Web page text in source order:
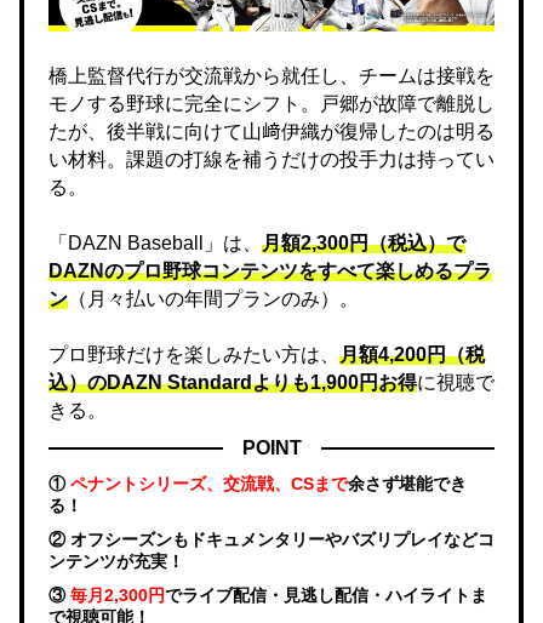
橋上監督代行が交流戦から就任し、チームは接戦を
モノする野球に完全にシフト。戸郷が故障で離脱し
たが、後半戦に向けて山﨑伊織が復帰したのは明る
い材料。課題の打線を補うだけの投手力は持ってい
る。
「DAZN Baseball」は、 月額2,300円（税込）で
DAZNのプロ野球コンテンツをすべて楽しめるプラ
ン （月々払いの年間プランのみ）。
プロ野球だけを楽しみたい方は、 月額4,200円（税
込）のDAZN Standard​よりも1,900円お得に視聴で
きる。
POINT
①ペナントシリーズ、交流戦、CSまで余さず堪能でき
る！
② オフシーズンもドキュメンタリーやバズリプレイなどコ
ンテンツが充実！
③毎月2,300円でライブ配信・見逃し配信・ハイライトま
で視聴可能！